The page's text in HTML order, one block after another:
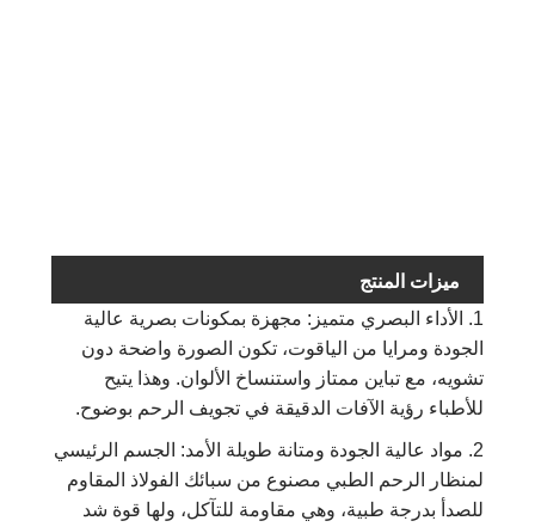
ميزات المنتج
1. الأداء البصري متميز: مجهزة بمكونات بصرية عالية
الجودة ومرايا من الياقوت، تكون الصورة واضحة دون
تشويه، مع تباين ممتاز واستنساخ الألوان. وهذا يتيح
للأطباء رؤية الآفات الدقيقة في تجويف الرحم بوضوح.
2. مواد عالية الجودة ومتانة طويلة الأمد: الجسم الرئيسي
لمنظار الرحم الطبي مصنوع من سبائك الفولاذ المقاوم
للصدأ بدرجة طبية، وهي مقاومة للتآكل، ولها قوة شد